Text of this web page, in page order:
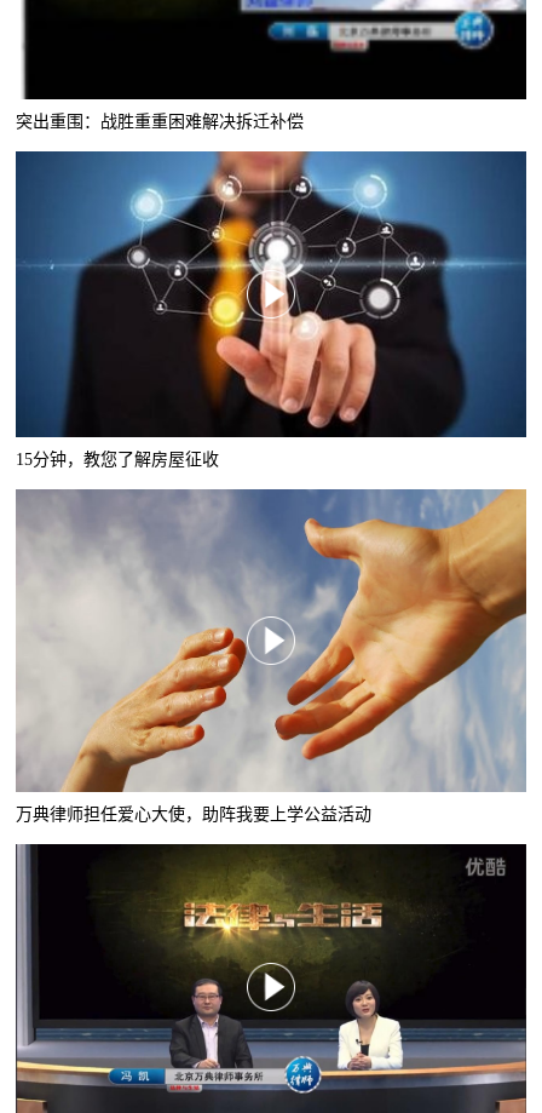
突出重围：战胜重重困难解决拆迁补偿
15分钟，教您了解房屋征收
万典律师担任爱心大使，助阵我要上学公益活动